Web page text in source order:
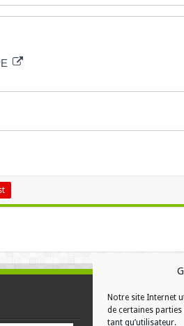
Notre site Internet
de certaines
tant qu’utilisateur.
RÉALISATION